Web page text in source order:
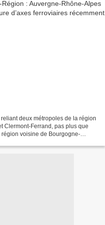
deux métropoles de la région
Clermont-Ferrand, pas plus que
voisine de Bourgogne-